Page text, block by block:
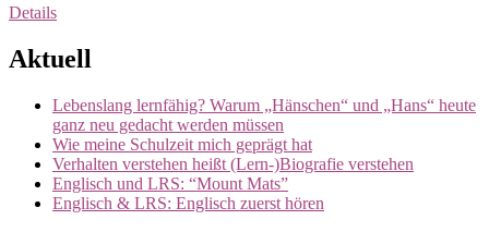
Details
Aktuell
Lebenslang lernfähig? Warum „Hänschen“ und „Hans“ heute
ganz neu gedacht werden müssen
Wie meine Schulzeit mich geprägt hat
Verhalten verstehen heißt (Lern-)Biografie verstehen
Englisch und LRS: “Mount Mats”
Englisch & LRS: Englisch zuerst hören